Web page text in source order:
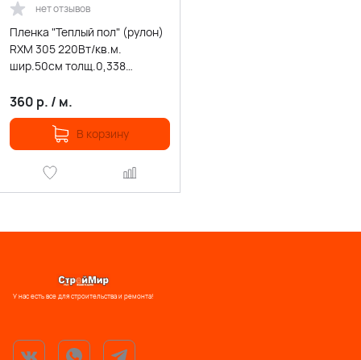
нет отзывов
Пленка "Теплый пол" (рулон)
RXM 305 220Вт/кв.м.
шир.50см толщ.0,338
360 р. / м.
В корзину
У нас есть все для строительства и ремонта!